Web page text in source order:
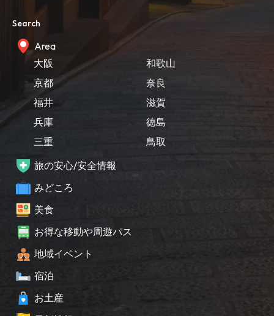
Search
Area
大阪
京都
福井
兵庫
三重
和歌山
奈良
滋賀
徳島
鳥取
旅の安心/安全情報
みどころ
美食
お得な移動や周遊パス
地域イベント
宿泊
お土産